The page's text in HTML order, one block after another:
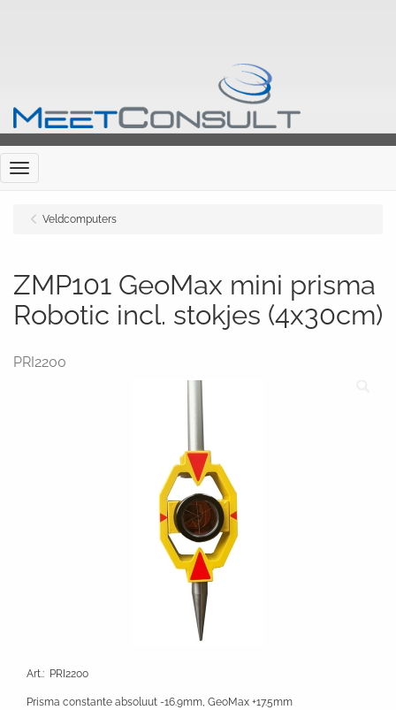
Menu
Veldcomputers
ZMP101 GeoMax mini prisma
Robotic incl. stokjes (4x30cm)
PRI2200
Art.: PRI2200
Prisma constante absoluut -16.9mm, GeoMax +17.5mm